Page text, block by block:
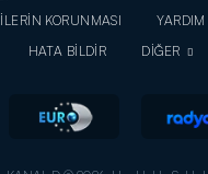
KORUNMASI
YARDIM
HATA BİLDİR
DİĞER